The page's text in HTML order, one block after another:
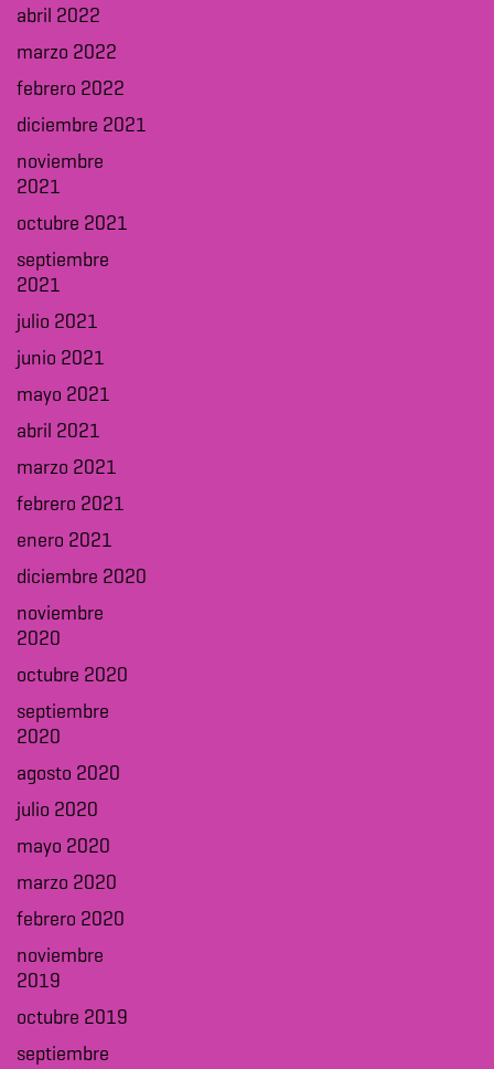
abril 2022
marzo 2022
febrero 2022
diciembre 2021
noviembre
2021
octubre 2021
septiembre
2021
julio 2021
junio 2021
mayo 2021
abril 2021
marzo 2021
febrero 2021
enero 2021
diciembre 2020
noviembre
2020
octubre 2020
septiembre
2020
agosto 2020
julio 2020
mayo 2020
marzo 2020
febrero 2020
noviembre
2019
octubre 2019
septiembre